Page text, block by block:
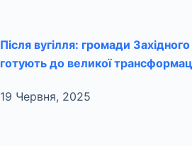
Після вугілля: громади
готують до великої
19 Червня, 2025